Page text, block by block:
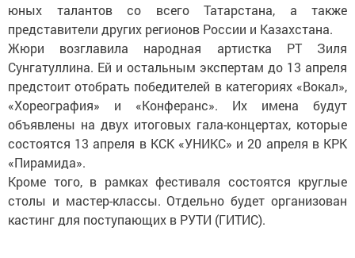
юных талантов со всего Татарстана, а также
представители других регионов России и Казахстана.
Жюри возглавила народная артистка РТ Зиля
Сунгатуллина. Ей и остальным экспертам до 13 апреля
предстоит отобрать победителей в категориях «Вокал»,
«Хореография» и «Конферанс». Их имена будут
объявлены на двух итоговых гала-концертах, которые
состоятся 13 апреля в КСК «УНИКС» и 20 апреля в КРК
«Пирамида».
Кроме того, в рамках фестиваля состоятся круглые
столы и мастер-классы. Отдельно будет организован
кастинг для поступающих в РУТИ (ГИТИС).